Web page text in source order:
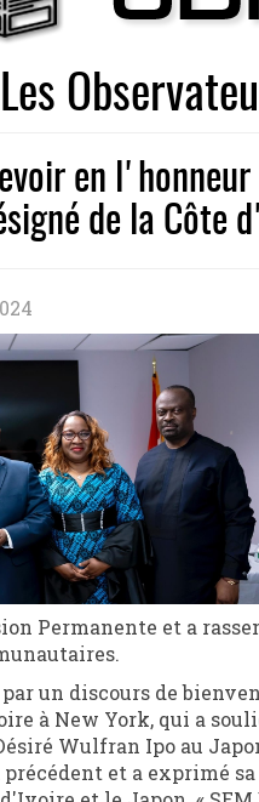
en l'honneur
de la Côte
Permanente et a
un discours de
à New York, qui a
Wulfran Ipo au
et a exprimé